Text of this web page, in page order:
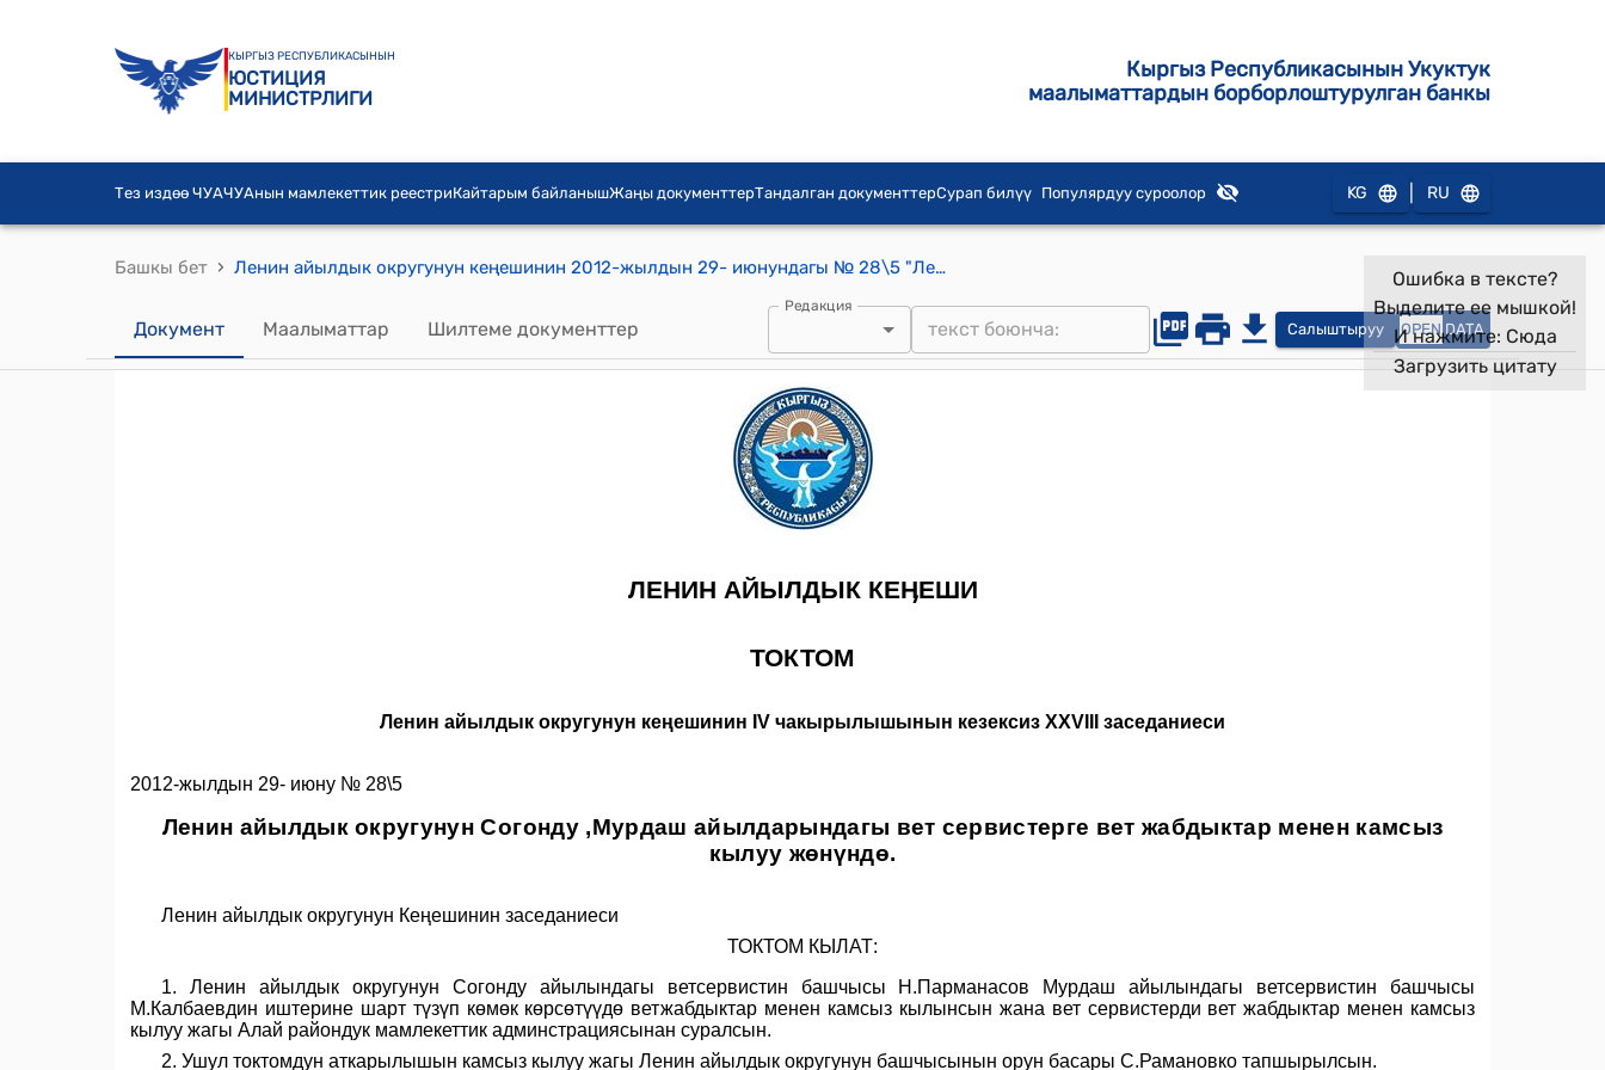
КЫРГЫЗ РЕСПУБЛИКАСЫНЫН
ЮСТИЦИЯ
МИНИСТРЛИГИ
Кыргыз Республикасынын Укуктук
маалыматтардын борборлоштурулган банкы
Тез издөө ЧУАЧУАнын мамлекеттик реестриКайтарым байланышЖаңы документтерТандалган документтерСурап билүү Популярдуу суроолор KG RU
Башкы бет › Ленин айылдык округунун кеңешинин 2012-жылдын 29- июнундагы № 28\5 "Ленин айылдык округунун Согонду ,Мурдаш айылдарындагы вет сервистерге вет жабдыктар менен камсыз кылуу жөнүндө." токтому
Документ Маалыматтар Шилтеме документтер
Редакция
Салыштыруу OPEN DATA
Ошибка в тексте?
Выделите ее мышкой!
И нажмите: Сюда
Загрузить цитату